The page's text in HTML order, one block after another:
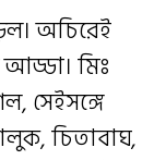
অচিরেই
আড্ডা। মিঃ
সেইসঙ্গে
চিতাবাঘ,